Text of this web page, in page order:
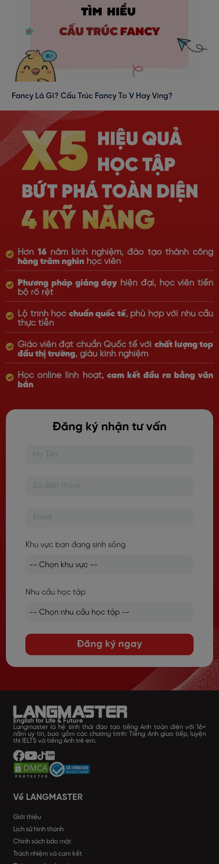
Fancy Là Gì? Cấu Trúc Fancy To V Hay Ving?
Hơn 16năm kinh nghiệm, đào tạo thành công
hàng trăm nghìn học viên
Phương pháp giảng dạy hiện đại, học viên tiến
bộ rõ rệt
Lộ trình học chuẩn quốc tế, phù hợp với nhu cầu
thực tiễn
Giáo viên đạt chuẩn Quốc tế với chất lượng top
đầu thị trường, giàu kinh nghiệm
Học online linh hoạt, cam kết đầu ra bằng văn
bản
Đăng ký nhận tư vấn
Khu vực bạn đang sinh sống
Nhu cầu học tập
Đăng ký ngay
English for Life & Future
Langmaster là hệ sinh thái đào tạo tiếng Anh toàn diện với 16+
năm uy tín, bao gồm các chương trình: Tiếng Anh giao tiếp, luyện
thi IELTS và tiếng Anh trẻ em.
Về LANGMASTER
Giới thiệu
Lịch sử hình thành
Chính sách bảo mật
Trách nhiệm và cam kết